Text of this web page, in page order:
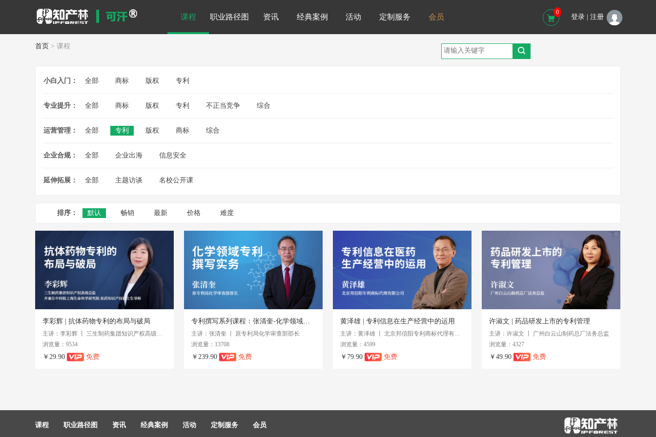
课程 职业路径图 资讯 经典案例 活动 定制服务 会员 登录 | 注册
0
首页 > 课程
小白入门： 全部 商标 版权 专利
专业提升： 全部 商标 版权 专利 不正当竞争 综合
运营管理： 全部 专利 版权 商标 综合
企业合规： 全部 企业出海 信息安全
延伸拓展： 全部 主题访谈 名校公开课
排序： 默认 畅销 最新 价格 难度
李彩辉 | 抗体药物专利的布局与破局
主讲：李彩辉 丨 三生制药集团知识产权高级总监，并兼任中科院上海生命科学研究院 医药知识产权硕士生导师
浏览量：9534
￥29.90 免费
主讲：张清奎 丨 原专利局化学审查部部长
浏览量：13708
￥239.90 免费
黄泽雄 | 专利信息在生产经营中的运用
主讲：黄泽雄 丨 北京邦信阳专利商标代理有限公司
浏览量：4599
￥79.90 免费
许淑文 | 药品研发上市的专利管理
主讲：许淑文 丨 广州白云山制药总厂法务总监
浏览量：4327
￥49.90 免费
课程 职业路径图 资讯 经典案例 活动 定制服务 会员